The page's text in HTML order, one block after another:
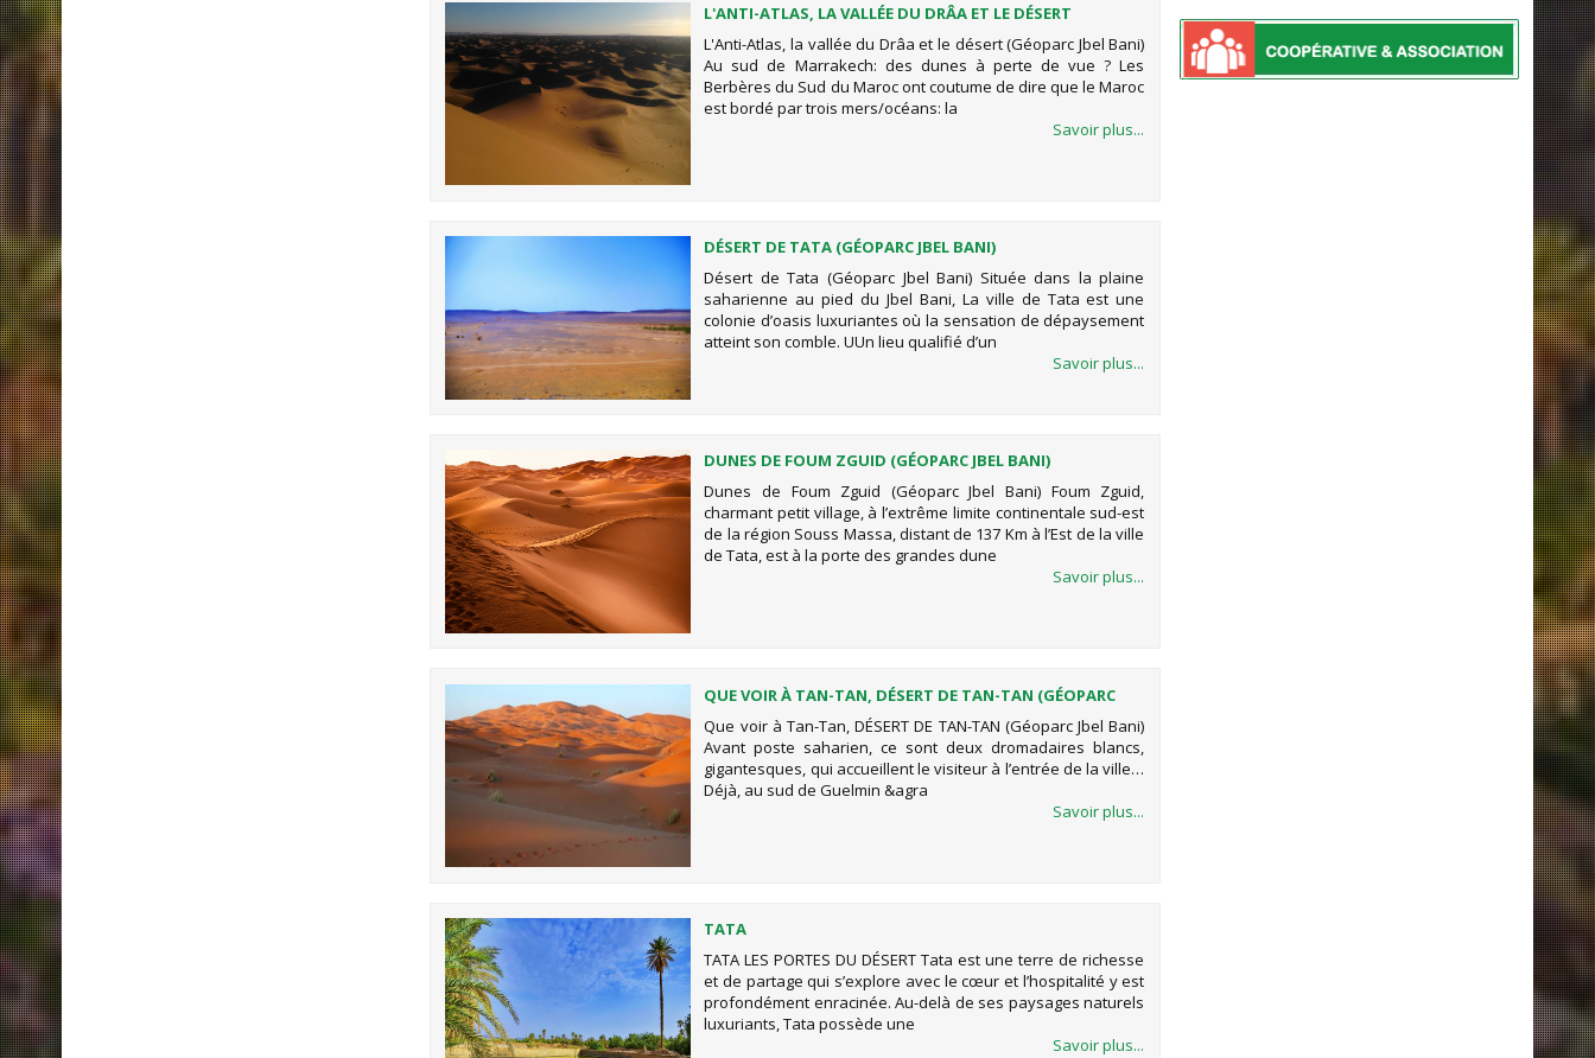
L'ANTI-ATLAS, LA VALLÉE DU DRÂA ET LE DÉSERT
(GÉOPARC JBEL BANI)
L'Anti-Atlas, la vallée du Drâa et le désert (Géoparc Jbel Bani)
Au sud de Marrakech: des dunes à perte de vue ? Les
Berbères du Sud du Maroc ont coutume de dire que le Maroc
est bordé par trois mers/océans: la
Savoir plus...
DÉSERT DE TATA (GÉOPARC JBEL BANI)
Désert de Tata (Géoparc Jbel Bani) Située dans la plaine
saharienne au pied du Jbel Bani, La ville de Tata est une
colonie d’oasis luxuriantes où la sensation de dépaysement
atteint son comble. UUn lieu qualifié d’un
Savoir plus...
DUNES DE FOUM ZGUID (GÉOPARC JBEL BANI)
Dunes de Foum Zguid (Géoparc Jbel Bani) Foum Zguid,
charmant petit village, à l’extrême limite continentale sud-est
de la région Souss Massa, distant de 137 Km à l’Est de la ville
de Tata, est à la porte des grandes dune
Savoir plus...
QUE VOIR À TAN-TAN, DÉSERT DE TAN-TAN (GÉOPARC
JBEL BANI)
Que voir à Tan-Tan, DÉSERT DE TAN-TAN (Géoparc Jbel Bani)
Avant poste saharien, ce sont deux dromadaires blancs,
gigantesques, qui accueillent le visiteur à l’entrée de la ville…
Déjà, au sud de Guelmin &agra
Savoir plus...
TATA
TATA LES PORTES DU DÉSERT Tata est une terre de richesse
et de partage qui s’explore avec le cœur et l’hospitalité y est
profondément enracinée. Au-delà de ses paysages naturels
luxuriants, Tata possède une
Savoir plus...